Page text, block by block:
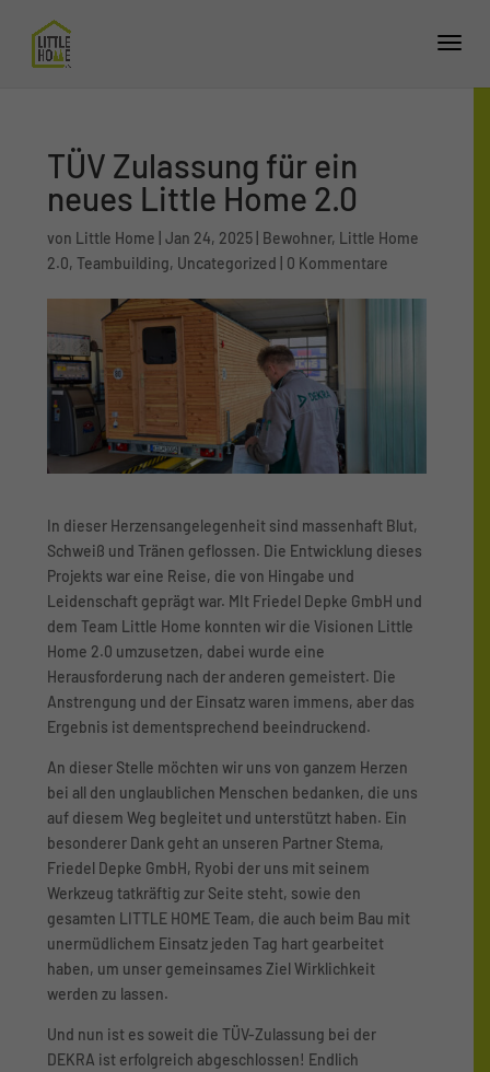
TÜV Zulassung für ein
neues Little Home 2.0
von Little Home |Jan 24, 2025 Bewohner, Little Home
2.0,Teambuilding, Uncategorized 0 Kommentare
In dieser Herzensangelegenheit sind massenhaft Blut,
Schweiß und Tränen geflossen. Die Entwicklung dieses
Projekts war eine Reise, die von Hingabe und
Leidenschaft geprägt war. MIt Friedel Depke GmbH und
dem Team Little Home konnten wir die Visionen Little
Home 2.0 umzusetzen, dabei wurde eine
Herausforderung nach der anderen gemeistert. Die
Anstrengung und der Einsatz waren immens, aber das
Ergebnis ist dementsprechend beeindruckend.
An dieser Stelle möchten wir uns von ganzem Herzen
bei all den unglaublichen Menschen bedanken, die uns
auf diesem Weg begleitet und unterstützt haben. Ein
besonderer Dank geht an unseren Partner Stema,
Friedel Depke GmbH, Ryobi der uns mit seinem
Werkzeug tatkräftig zur Seite steht, sowie den
gesamten LITTLE HOME Team, die auch beim Bau mit
unermüdlichem Einsatz jeden Tag hart gearbeitet
haben, um unser gemeinsames Ziel Wirklichkeit
werden zu lassen.
Und nun ist es soweit die TÜV-Zulassung bei der
DEKRA ist erfolgreich abgeschlossen! Endlich